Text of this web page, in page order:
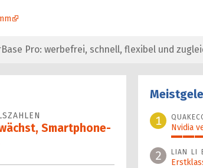
Pro: werbefrei, schnell, flexibel und
Smartphone-
1
Nvidia
100%
2 LIAN LI